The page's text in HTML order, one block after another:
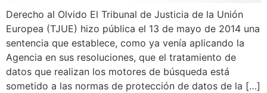
Derecho al Olvido El Tribunal de Justicia de la Unión
Europea (TJUE) hizo pública el 13 de mayo de 2014 una
sentencia que establece, como ya venía aplicando la
Agencia en sus resoluciones, que el tratamiento de
datos que realizan los motores de búsqueda está
sometido a las normas de protección de datos de la […]